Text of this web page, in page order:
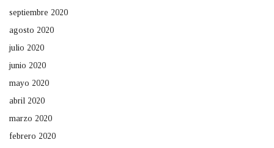
septiembre 2020
agosto 2020
julio 2020
junio 2020
mayo 2020
abril 2020
marzo 2020
febrero 2020